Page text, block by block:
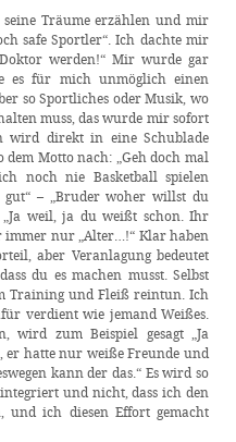
Träume erzählen und mir
safe Sportler“. Ich dachte mir
werden!“ Mir wurde gar
es für mich unmöglich einen
so Sportliches oder Musik, wo
muss, das wurde mir sofort
wird direkt in eine Schublade
dem Motto nach: „Geh doch mal
noch nie Basketball spielen
gut“ – „Bruder woher willst du
„Ja weil, ja du weißt schon. Ihr
immer nur „Alter…!“ Klar haben
aber Veranlagung bedeutet
du es machen musst. Selbst
Training und Fleiß reintun. Ich
verdient wie jemand Weißes.
wird zum Beispiel gesagt „Ja
hatte nur weiße Freunde und
kann der das.“ Es wird so
und nicht, dass ich den
ich diesen Effort gemacht